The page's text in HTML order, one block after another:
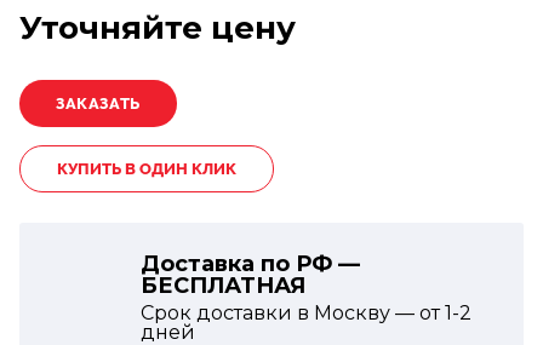
Уточняйте цену
КУПИТЬ В ОДИН КЛИК
Доставка по РФ —
БЕСПЛАТНАЯ
Срок доставки в Москву — от1-2
дней